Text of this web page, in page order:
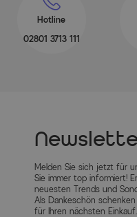
Hotline
02801 3713 111
Melden Sie sich jetzt für
Sie immer top informiert!
neuesten Trends und
Als Dankeschön
für Ihren nächsten Einkauf.